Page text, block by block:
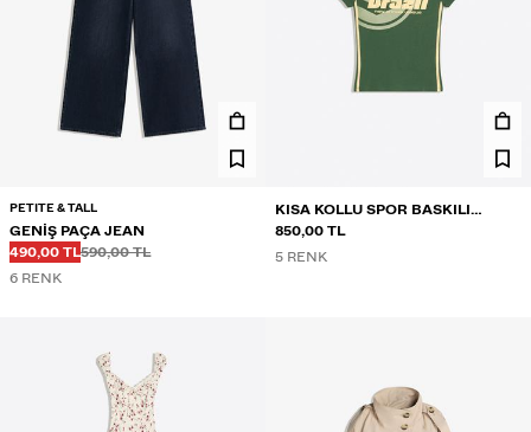
PETITE & TALL
GENIŞ PAÇA JEAN
İNDIRIMLI FIYAT
490,00 TLÖnce
590,00 TL
Önce
6 RENK
KISA KOLLU SPOR BASKILI
TIŞÖRT
850,00 TL
5 RENK